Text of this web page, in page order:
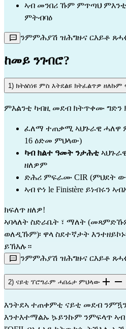
ኣብ መንበሪ ኹም ምጥጣህ
ምትብባዕ
ንምምሕያሽ ዝሕግዙና ርእይቶ
ከመይ ንገብሮ?
1) ክትዕስነዩ ምስ እትደልዩ ክትፈልጥዎ ዘለኩም
ምእልንቲ ካብዚ መደብ ክትጥቀሙ ግድን
ፈለማ ተጠቃሚ ኣህጉራዊ ሓለዋ
16 ዕድመ ምህላው)
ካብ ክልተ ዓመት ንታሕቲ
ዘለዎም
ድሕሪ ምፍራሙ CIR (ምህደት
ኣብ ዮነ le Finistère ይነብሩን
ክፍለጥ ዘለዎ!
ኣባላለት ስድራቤት ፣ ማለት
ወለዲኹም)፡ ዋላ ስደተኛታት
ይኽእሉ።
ንምምሕያሽ ዝሕግዙና ርእይቶ
2) ናይቲ ፕሮግራም ሓበሬታ ምህላው
እንትደኣ ተጠቀምቲ ናይቲ መደብ
እንተእተማልኡ ኴይንኩም ንምፍላጥ ኣብ